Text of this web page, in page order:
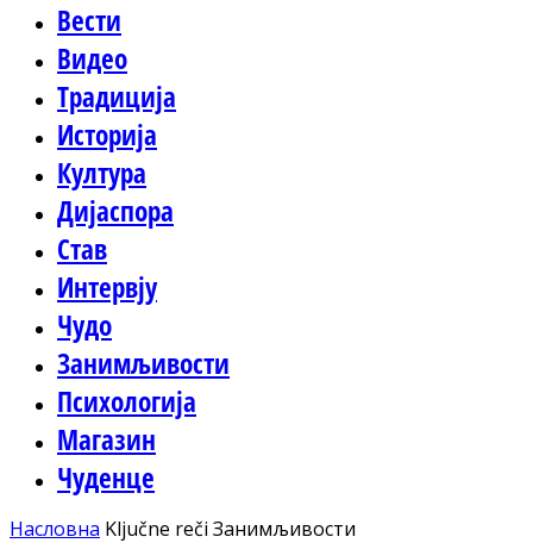
Вести
Видео
Традиција
Историја
Култура
Дијаспора
Став
Интервју
Чудо
Занимљивости
Психологија
Магазин
Чуденце
Насловна Ključne reči Занимљивости